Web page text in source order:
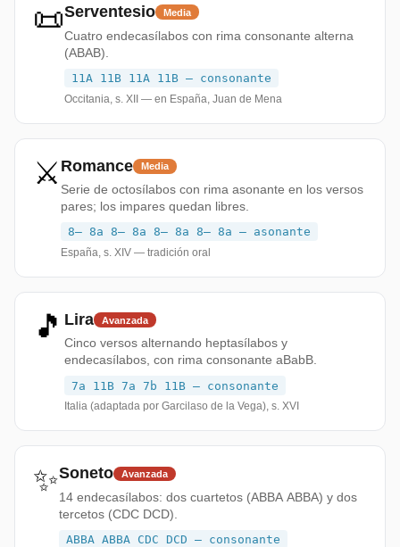
📜Serventesio Media
Cuatro endecasílabos con rima consonante alterna
(ABAB).
11A 11B 11A 11B — consonante
Occitania, s. XII — en España, Juan de Mena
⚔️ Romance Media
Serie de octosílabos con rima asonante en los versos
pares; los impares quedan libres.
8— 8a 8— 8a 8— 8a 8— 8a — asonante
España, s. XIV — tradición oral
🎵 Lira Avanzada
Cinco versos alternando heptasílabos y
endecasílabos, con rima consonante aBabB.
7a 11B 7a 7b 11B — consonante
Italia (adaptada por Garcilaso de la Vega), s. XVI
✨Soneto Avanzada
14 endecasílabos: dos cuartetos (ABBA ABBA) y dos
tercetos (CDC DCD).
ABBA ABBA CDC DCD — consonante